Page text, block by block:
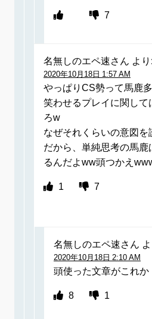
7
名無しのエペ速さん より:
2020年10月18日 1:57 AM
やっぱりCS勢って馬鹿
笑わせるプレイに関し
ろw
なぜそれくらいの意図
だから、単純思考の馬鹿
るんだよww頭つかえ
1 7
名無しのエペ速さん
2020年10月18日 2:10 AM
頭使った文章がこれか
8 1